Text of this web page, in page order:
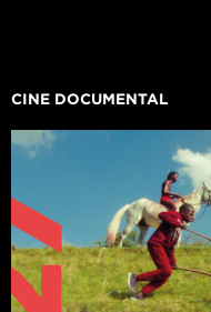
CINE DOCUMENTAL